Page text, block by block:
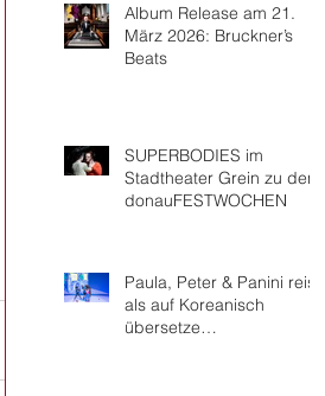
Album Release am 21.
März 2026: Bruckner’s
Beats
SUPERBODIES im
Stadtheater Grein zu den
donauFESTWOCHEN
Paula, Peter & Panini reist
als auf Koreanisch
übersetze